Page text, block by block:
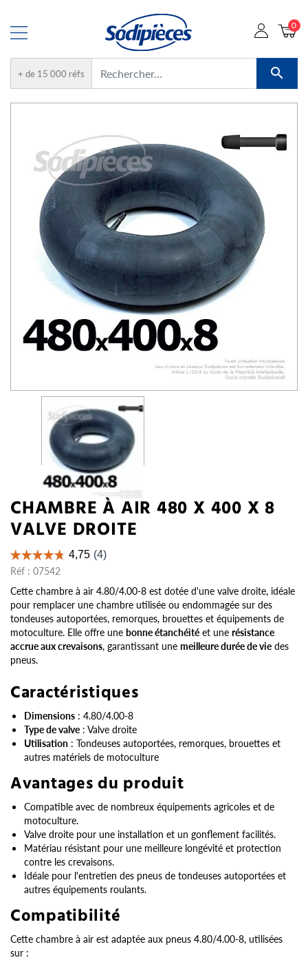
+ de 15 000 réfs 
0
CHAMBRE À AIR 480 X 400 X 8
VALVE DROITE
Réf : 07542
Cette chambre à air 4.80/4.00-8 est dotée d'une valve droite, idéale
pour remplacer une chambre utilisée ou endommagée sur des
tondeuses autoportées, remorques, brouettes et équipements de
motoculture. Elle offre une bonne étanchéité et une résistance
accrue aux crevaisons, garantissant une meilleure durée de vie des
pneus.
Caractéristiques
Dimensions : 4.80/4.00-8
Type de valve : Valve droite
Utilisation : Tondeuses autoportées, remorques, brouettes et
autres matériels de motoculture
Avantages du produit
Compatible avec de nombreux équipements agricoles et de
motoculture.
Valve droite pour une installation et un gonflement facilités.
Matériau résistant pour une meilleure longévité et protection
contre les crevaisons.
Idéale pour l'entretien des pneus de tondeuses autoportées et
autres équipements roulants.
Compatibilité
Cette chambre à air est adaptée aux pneus 4.80/4.00-8, utilisées
sur :